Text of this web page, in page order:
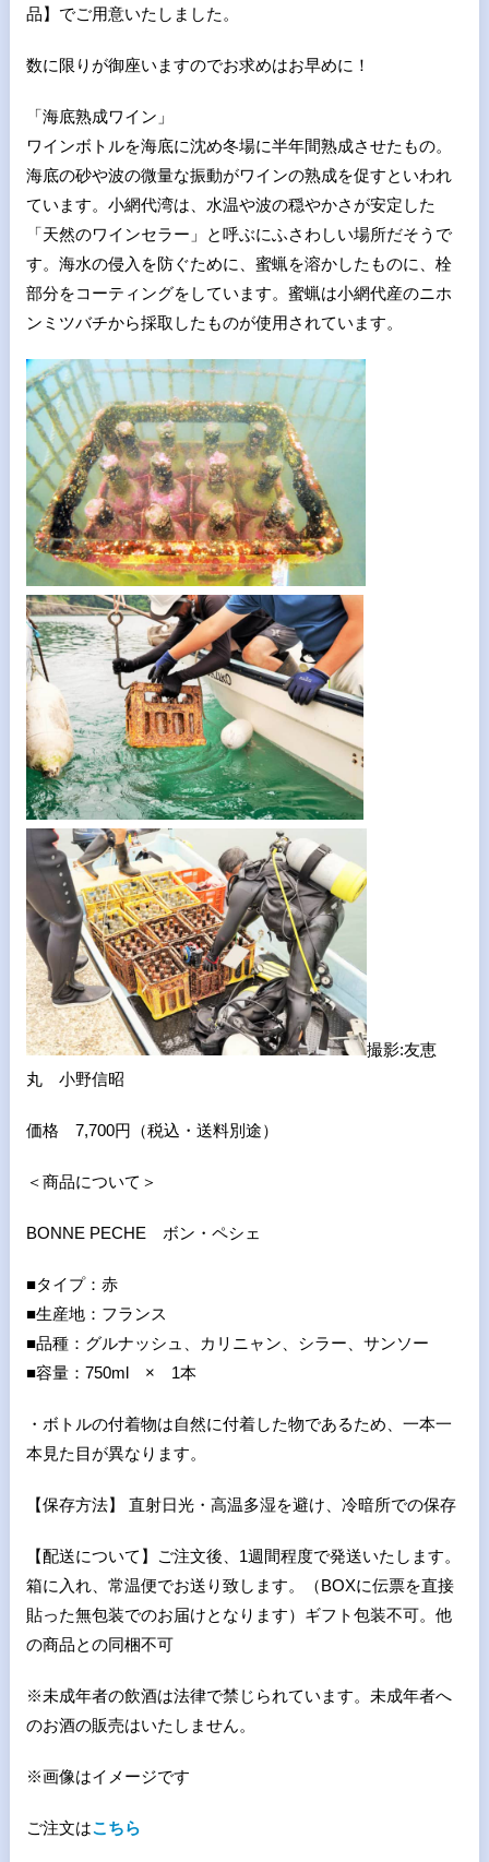
品】でご用意いたしました。
数に限りが御座いますのでお求めはお早めに！
「海底熟成ワイン」
ワインボトルを海底に沈め冬場に半年間熟成させたもの。
海底の砂や波の微量な振動がワインの熟成を促すといわれ
ています。小網代湾は、水温や波の穏やかさが安定した
「天然のワインセラー」と呼ぶにふさわしい場所だそうで
す。海水の侵入を防ぐために、蜜蝋を溶かしたものに、栓
部分をコーティングをしています。蜜蝋は小網代産のニホ
ンミツバチから採取したものが使用されています。
撮影:友恵
丸 小野信昭
価格 7,700円（税込・送料別途）
＜商品について＞
BONNE PECHE ボン・ペシェ
■タイプ：赤
■生産地：フランス
■品種：グルナッシュ、カリニャン、シラー、サンソー
■容量：750ml × 1本
・ボトルの付着物は自然に付着した物であるため、一本一
本見た目が異なります。
【保存方法】 直射日光・高温多湿を避け、冷暗所での保存
【配送について】ご注文後、1週間程度で発送いたします。
箱に入れ、常温便でお送り致します。（BOXに伝票を直接
貼った無包装でのお届けとなります）ギフト包装不可。他
の商品との同梱不可
※未成年者の飲酒は法律で禁じられています。未成年者へ
のお酒の販売はいたしません。
※画像はイメージです
ご注文はこちら